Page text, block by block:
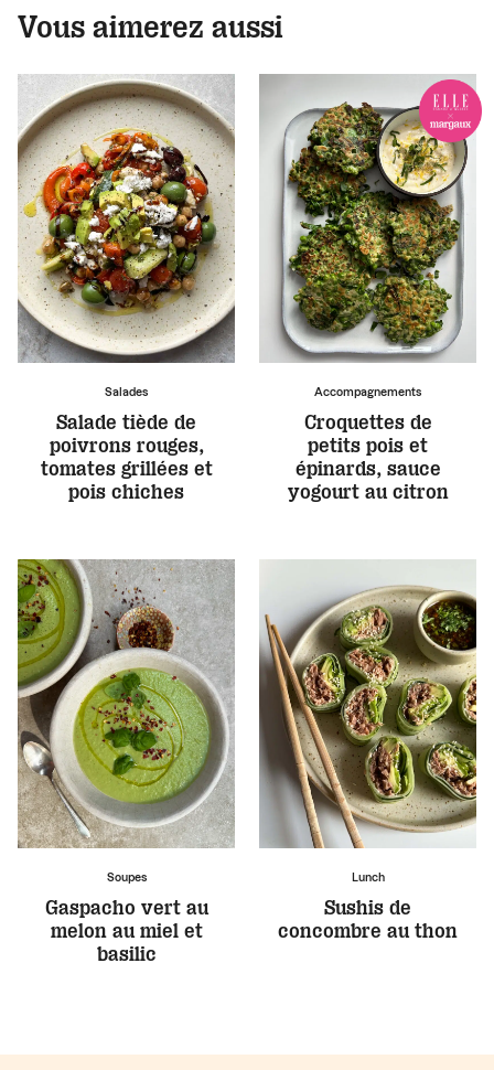
Vous aimerez aussi
Salades
Salade tiède de
poivrons rouges,
tomates grillées et
pois chiches
Accompagnements
Croquettes de
petits pois et
épinards, sauce
yogourt au citron
Soupes
Gaspacho vert au
melon au miel et
basilic
Lunch
Sushis de
concombre au thon